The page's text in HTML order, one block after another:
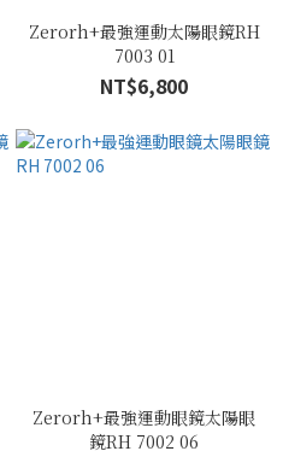
Zerorh+最強運動太陽眼鏡RH
7003 01
NT$6,800
Zerorh+最強運動眼鏡太陽眼
鏡RH 7002 06